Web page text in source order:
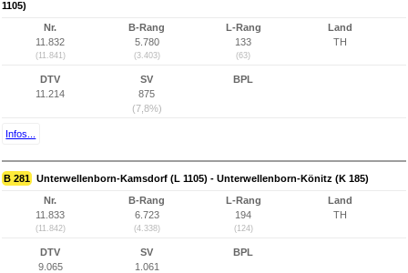
1105)
Nr.
11.832
(11.841)
B-Rang
5.780
(3.403)
L-Rang
133
(63)
Land
TH
DTV
11.214
SV
875
(7,8%)
BPL
Infos...
B 281 Unterwellenborn-Kamsdorf (L 1105) - Unterwellenborn-Könitz (K 185)
Nr.
11.833
(11.842)
B-Rang
6.723
(4.338)
L-Rang
194
(124)
Land
TH
DTV
9.065
SV
1.061
BPL